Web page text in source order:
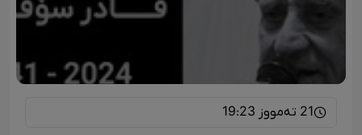
21 تەمووز 19:23